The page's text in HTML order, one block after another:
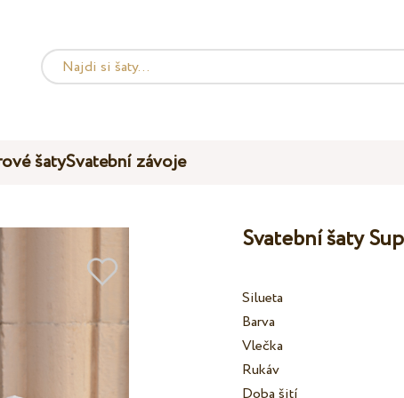
šatySvatební závoje
Svatební šaty
Silueta
Barva
Vlečka
Rukáv